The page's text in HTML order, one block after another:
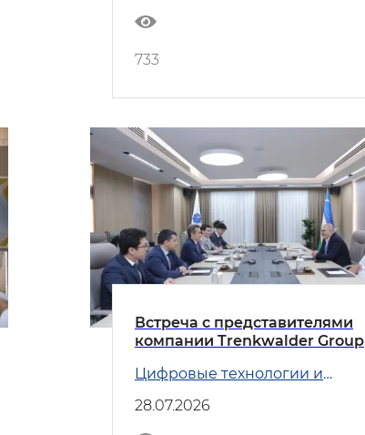
733
Встреча с представителями
компании Trenkwalder Group
Цифровые технологии и
28.07.2026